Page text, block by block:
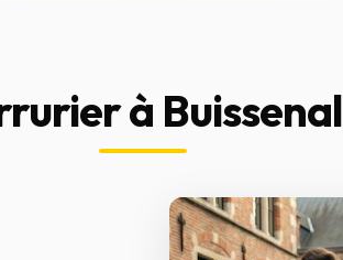
à Buissenal